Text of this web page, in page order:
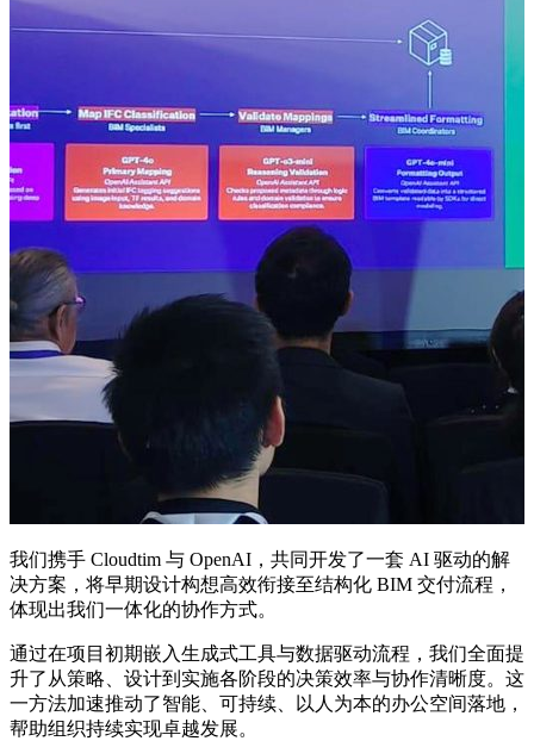
我们携手 Cloudtim 与 OpenAI，共同开发了一套 AI 驱动的解
决方案，将早期设计构想高效衔接至结构化 BIM 交付流程，
体现出我们一体化的协作方式。
通过在项目初期嵌入生成式工具与数据驱动流程，我们全面提
升了从策略、设计到实施各阶段的决策效率与协作清晰度。这
一方法加速推动了智能、可持续、以人为本的办公空间落地，
帮助组织持续实现卓越发展。